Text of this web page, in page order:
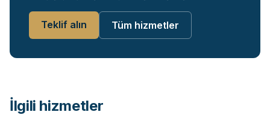
Teklif alın Tüm hizmetler
İlgili hizmetler